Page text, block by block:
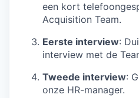
een kort
Acquisition Team.
Eerste interview:
interview met de
Tweede interview:
onze HR-manager.